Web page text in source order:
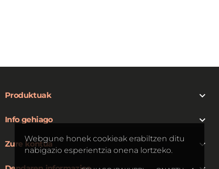
Webgune honek cookieak erabiltzen ditu
nabigazio esperientzia onena lortzeko.
Produktuak 
Info gehiago 
Zure kontua 